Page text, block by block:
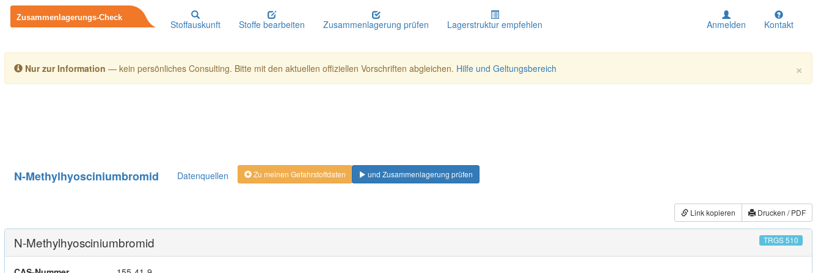
Stoffauskunft Stoffe bearbeiten Zusammenlagerung prüfen Lagerstruktur empfehlen Anmelden Kontakt
×
Nur zur Information — kein persönliches Consulting. Bitte mit den aktuellen offiziellen Vorschriften abgleichen. Hilfe und Geltungsbereich
N-Methylhyosciniumbromid Datenquellen Zu meinen Gefahrstoffdaten und Zusammenlagerung prüfen
Link kopieren Drucken / PDF
N-Methylhyosciniumbromid TRGS 510